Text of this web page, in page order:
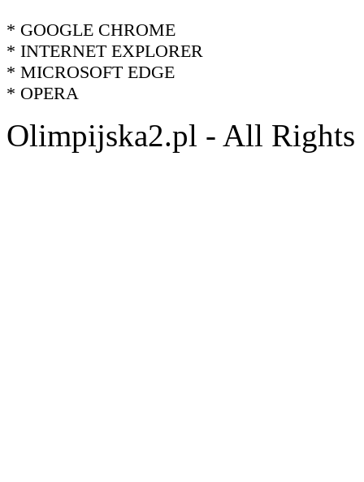
* GOOGLE CHROME
* INTERNET EXPLORER
* MICROSOFT EDGE
* OPERA
Olimpijska2.pl - All Rights